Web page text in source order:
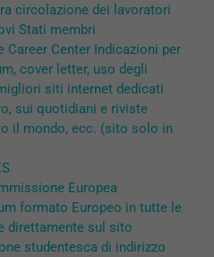
circolazione dei lavoratori
Stati membri
Career Center Indicazioni per
cover letter, uso degli
siti internet dedicati
sui quotidiani e riviste
il mondo, ecc. (sito solo in
Europea
formato Europeo in tutte le
direttamente sul sito
studentesca di indirizzo